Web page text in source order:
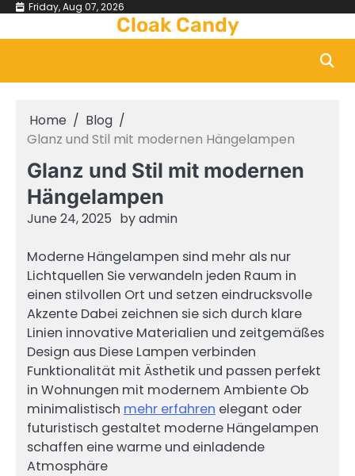
Skip Friday, Aug 07, 2026
Cloak Candy
Home
Blog
Glanz und Stil mit modernen Hängelampen
Glanz und Stil mit modernen
Hängelampen
June 24, 2025 byadmin
Moderne Hängelampen sind mehr als nur
Lichtquellen Sie verwandeln jeden Raum in
einen stilvollen Ort und setzen eindrucksvolle
Akzente Dabei zeichnen sie sich durch klare
Linien innovative Materialien und zeitgemäßes
Design aus Diese Lampen verbinden
Funktionalität mit Ästhetik und passen perfekt
in Wohnungen mit modernem Ambiente Ob
minimalistisch mehr erfahren elegant oder
futuristisch gestaltet moderne Hängelampen
schaffen eine warme und einladende
Atmosphäre